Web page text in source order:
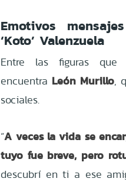
Emotivos
‘Koto’ Valenzuela
Entre las figuras que
encuentra León Murillo,
sociales.
“A veces la vida se
tuyo fue breve, pero
descubrí en ti a ese